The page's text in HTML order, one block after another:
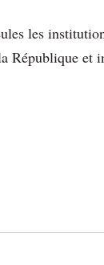
les
République et